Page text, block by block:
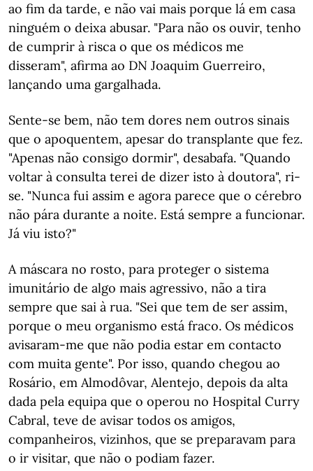
ao fim da tarde, e não vai mais porque lá em casa
ninguém o deixa abusar. "Para não os ouvir, tenho
de cumprir à risca o que os médicos me
disseram", afirma ao DN Joaquim Guerreiro,
lançando uma gargalhada.
Sente-se bem, não tem dores nem outros sinais
que o apoquentem, apesar do transplante que fez.
"Apenas não consigo dormir", desabafa. "Quando
voltar à consulta terei de dizer isto à doutora", ri-
se. "Nunca fui assim e agora parece que o cérebro
não pára durante a noite. Está sempre a funcionar.
Já viu isto?"
A máscara no rosto, para proteger o sistema
imunitário de algo mais agressivo, não a tira
sempre que sai à rua. "Sei que tem de ser assim,
porque o meu organismo está fraco. Os médicos
avisaram-me que não podia estar em contacto
com muita gente". Por isso, quando chegou ao
Rosário, em Almodôvar, Alentejo, depois da alta
dada pela equipa que o operou no Hospital Curry
Cabral, teve de avisar todos os amigos,
companheiros, vizinhos, que se preparavam para
o ir visitar, que não o podiam fazer.